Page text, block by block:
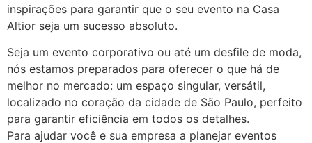
inspirações para garantir que o seu evento na Casa
Altior seja um sucesso absoluto.
Seja um evento corporativo ou até um desfile de moda,
nós estamos preparados para oferecer o que há de
melhor no mercado: um espaço singular, versátil,
localizado no coração da cidade de São Paulo, perfeito
para garantir eficiência em todos os detalhes.
Para ajudar você e sua empresa a planejar eventos